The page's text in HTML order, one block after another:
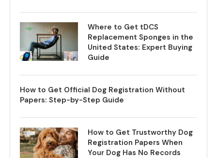
Where to Get tDCS
Replacement Sponges in the
United States: Expert Buying
Guide
How to Get Official Dog Registration Without
Papers: Step-by-Step Guide
How to Get Trustworthy Dog
Registration Papers When
Your Dog Has No Records